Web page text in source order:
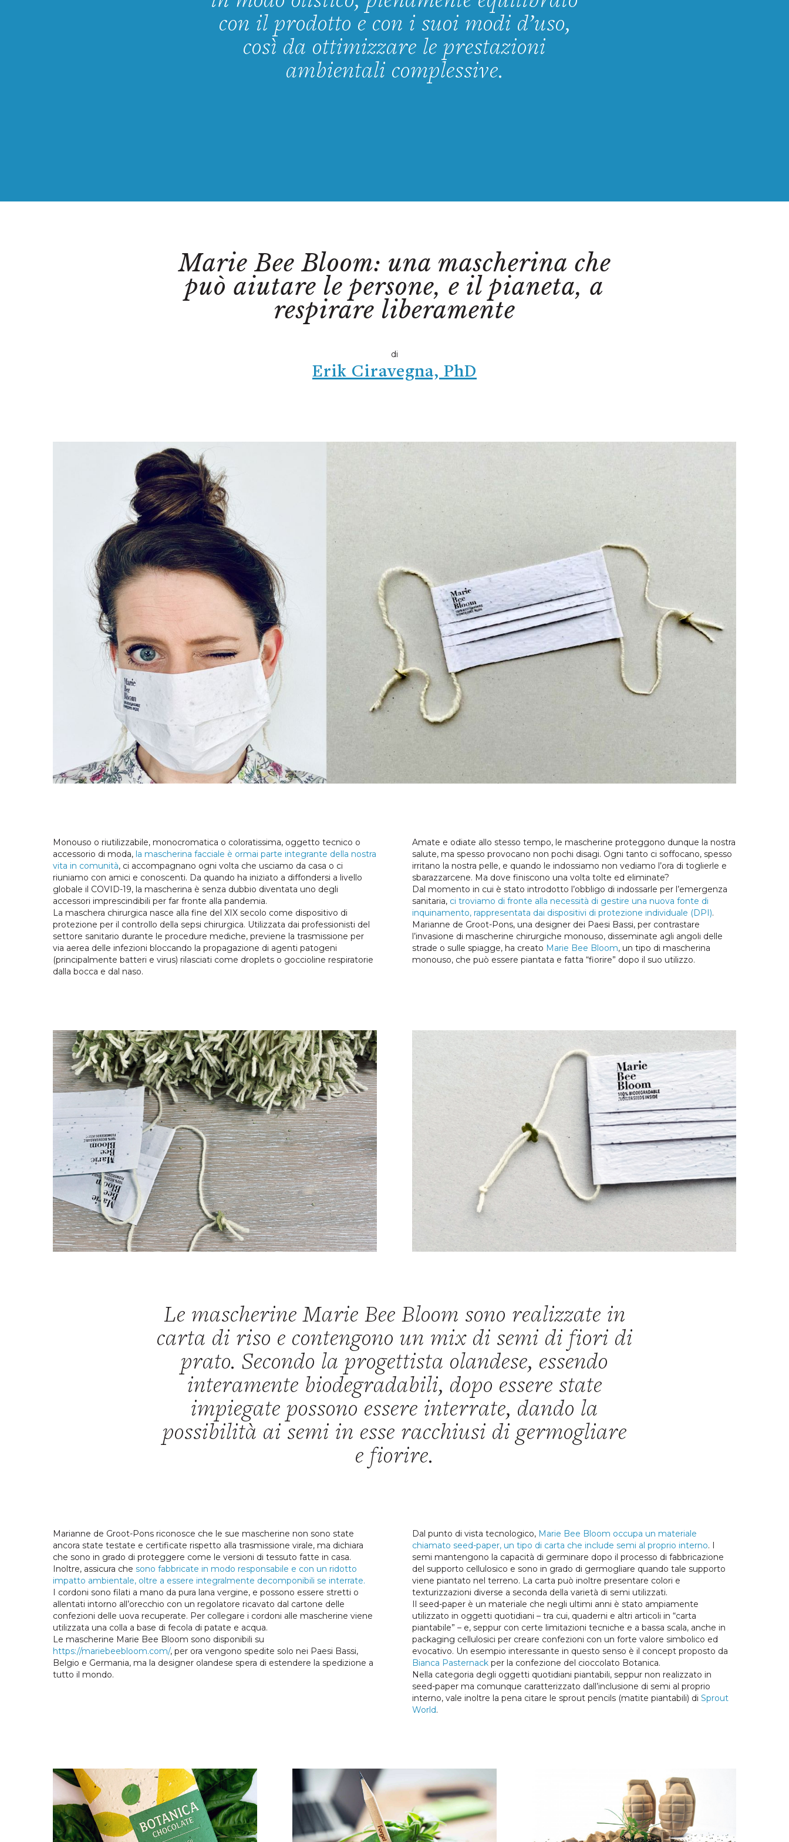
con il prodotto e con i suoi modi d’uso,
così da ottimizzare le prestazioni
ambientali complessive.
Marie Bee Bloom: una mascherina che
può aiutare le persone, e il pianeta, a
respirare liberamente
di
Erik Ciravegna, PhD
Monouso o riutilizzabile, monocromatica o coloratissima, oggetto tecnico o
accessorio di moda, la mascherina facciale è ormai parte integrante della nostra
vita in comunità, ci accompagnano ogni volta che usciamo da casa o ci
riuniamo con amici e conoscenti. Da quando ha iniziato a diffondersi a livello
globale il COVID-19, la mascherina è senza dubbio diventata uno degli
accessori imprescindibili per far fronte alla pandemia.
La maschera chirurgica nasce alla fine del XIX secolo come dispositivo di
protezione per il controllo della sepsi chirurgica. Utilizzata dai professionisti del
settore sanitario durante le procedure mediche, previene la trasmissione per
via aerea delle infezioni bloccando la propagazione di agenti patogeni
(principalmente batteri e virus) rilasciati come droplets o goccioline respiratorie
dalla bocca e dal naso.
Amate e odiate allo stesso tempo, le mascherine proteggono dunque la nostra
salute, ma spesso provocano non pochi disagi. Ogni tanto ci soffocano, spesso
irritano la nostra pelle, e quando le indossiamo non vediamo l’ora di toglierle e
sbarazzarcene. Ma dove finiscono una volta tolte ed eliminate?
Dal momento in cui è stato introdotto l’obbligo di indossarle per l’emergenza
sanitaria, ci troviamo di fronte alla necessità di gestire una nuova fonte di
inquinamento, rappresentata dai dispositivi di protezione individuale (DPI).
Marianne de Groot-Pons, una designer dei Paesi Bassi, per contrastare
l’invasione di mascherine chirurgiche monouso, disseminate agli angoli delle
strade o sulle spiagge, ha creato Marie Bee Bloom, un tipo di mascherina
monouso, che può essere piantata e fatta “fiorire” dopo il suo utilizzo.
Le mascherine Marie Bee Bloom sono realizzate in
carta di riso e contengono un mix di semi di fiori di
prato. Secondo la progettista olandese, essendo
interamente biodegradabili, dopo essere state
impiegate possono essere interrate, dando la
possibilità ai semi in esse racchiusi di germogliare
e fiorire.
Marianne de Groot-Pons riconosce che le sue mascherine non sono state
ancora state testate e certificate rispetto alla trasmissione virale, ma dichiara
che sono in grado di proteggere come le versioni di tessuto fatte in casa.
Inoltre, assicura che sono fabbricate in modo responsabile e con un ridotto
impatto ambientale, oltre a essere integralmente decomponibili se interrate.
I cordoni sono filati a mano da pura lana vergine, e possono essere stretti o
allentati intorno all’orecchio con un regolatore ricavato dal cartone delle
confezioni delle uova recuperate. Per collegare i cordoni alle mascherine viene
utilizzata una colla a base di fecola di patate e acqua.
Le mascherine Marie Bee Bloom sono disponibili su
https://mariebeebloom.com/, per ora vengono spedite solo nei Paesi Bassi,
Belgio e Germania, ma la designer olandese spera di estendere la spedizione a
tutto il mondo.
Dal punto di vista tecnologico, Marie Bee Bloom occupa un materiale
chiamato seed-paper, un tipo di carta che include semi al proprio interno. I
semi mantengono la capacità di germinare dopo il processo di fabbricazione
del supporto cellulosico e sono in grado di germogliare quando tale supporto
viene piantato nel terreno. La carta può inoltre presentare colori e
texturizzazioni diverse a seconda della varietà di semi utilizzati.
Il seed-paper è un materiale che negli ultimi anni è stato ampiamente
utilizzato in oggetti quotidiani – tra cui, quaderni e altri articoli in “carta
piantabile” – e, seppur con certe limitazioni tecniche e a bassa scala, anche in
packaging cellulosici per creare confezioni con un forte valore simbolico ed
evocativo. Un esempio interessante in questo senso è il concept proposto da
Bianca Pasternack per la confezione del cioccolato Botanica.
Nella categoria degli oggetti quotidiani piantabili, seppur non realizzato in
seed-paper ma comunque caratterizzato dall’inclusione di semi al proprio
interno, vale inoltre la pena citare le sprout pencils (matite piantabili) di Sprout
World.